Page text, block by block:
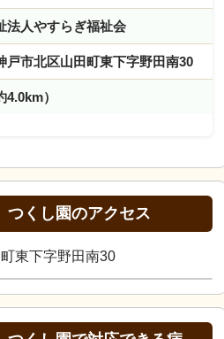
法人やすらぎ福祉会
戸市北区山田町東下字野田南30
）
くし園のアクセス
東下字野田南30